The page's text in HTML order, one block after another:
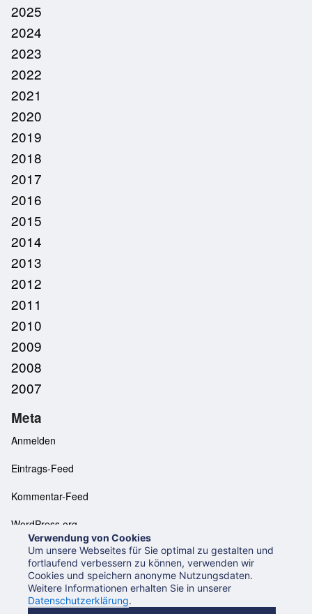
2025
2024
2023
2022
2021
2020
2019
2018
2017
2016
2015
2014
2013
2012
2011
2010
2009
2008
2007
Meta
Anmelden
Eintrags-Feed
Kommentar-Feed
WordPress.org
Neues aus der UB Mannheim
Datenschutzerklärung
Impressum
Verwendung von Cookies
Um unsere Webseites für Sie optimal zu gestalten und
fortlaufend verbessern zu können, verwenden wir
Cookies und speichern anonyme Nutzungsdaten.
Weitere Informationen erhalten Sie in unserer
Datenschutzerklärung.